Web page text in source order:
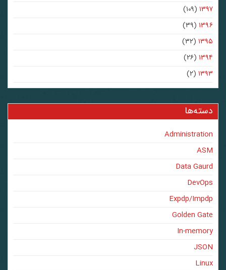
۱۳۹۷(۱۰۹)
۱۳۹۶(۳۹)
۱۳۹۵(۳۲)
۱۳۹۴(۲۶)
۱۳۹۳(۲)
دسته‌ها
Administration
ASM
Data Gaurd
DevOps
Expdp/Impdp
Golden Gate
In-memory
JSON
Linux